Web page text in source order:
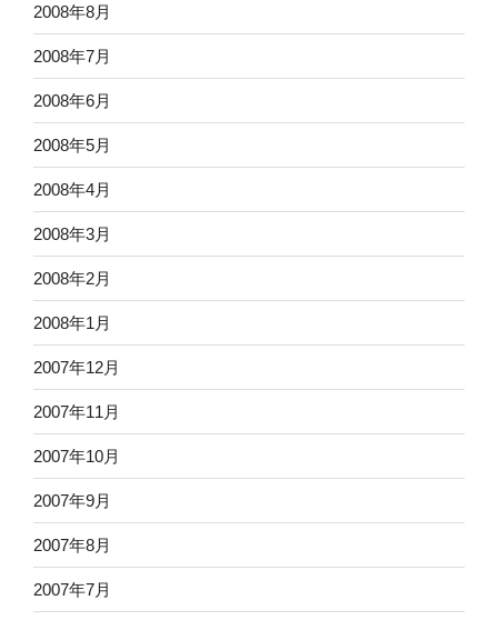
2008年8月
2008年7月
2008年6月
2008年5月
2008年4月
2008年3月
2008年2月
2008年1月
2007年12月
2007年11月
2007年10月
2007年9月
2007年8月
2007年7月